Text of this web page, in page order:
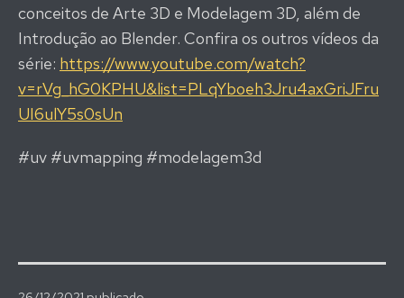
conceitos de Arte 3D e Modelagem 3D, além de
Introdução ao Blender. Confira os outros vídeos da
série: https://www.youtube.com/watch?
v=rVg_hG0KPHU&list=PLqYboeh3Jru4axGriJFru
UI6ulY5s0sUn
#uv #uvmapping #modelagem3d